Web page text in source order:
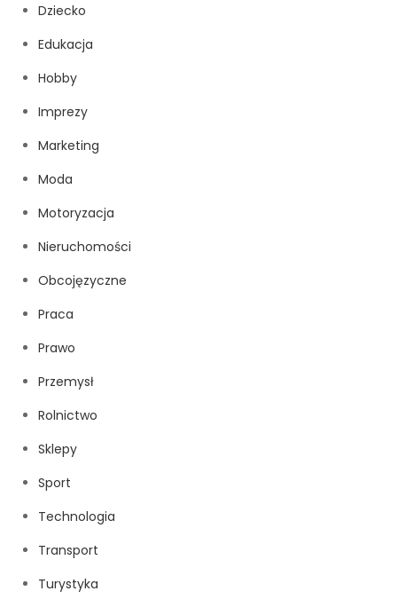
Dziecko
Edukacja
Hobby
Imprezy
Marketing
Moda
Motoryzacja
Nieruchomości
Obcojęzyczne
Praca
Prawo
Przemysł
Rolnictwo
Sklepy
Sport
Technologia
Transport
Turystyka